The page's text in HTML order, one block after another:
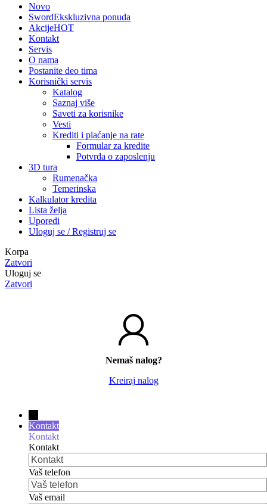
Novo
SwordEkskluzivna ponuda
AkcijeHOT
Kontakt
Servis
O nama
Postanite deo tima
Korisnički servis
Katalog
Saznaj više
Saveti za korisnike
Vesti
Krediti i plaćanje na rate
Formular za kredite
Potvrda o zaposlenju
3D tura
Rumenačka
Temerinska
Kalkulator kredita
Lista želja
Uporedi
Uloguj se / Registruj se
Korpa
Zatvori
Uloguj se
Zatvori
Nemaš nalog?
Kreiraj nalog
Kontakt
Kontakt
Kontakt
Vaš telefon
Vaš email